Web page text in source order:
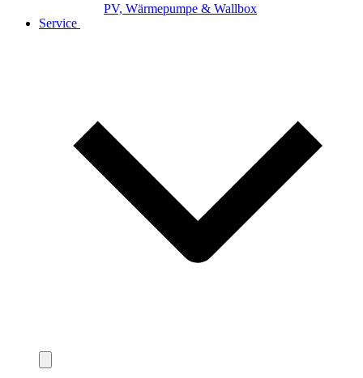
PV, Wärmepumpe & Wallbox
Service